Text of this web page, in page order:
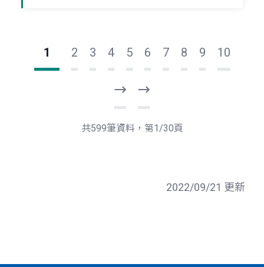
1 2 3 4 5 6 7 8 9 10
一
頁
後
一
共599筆資料，第1/30頁
2022/09/21 更新